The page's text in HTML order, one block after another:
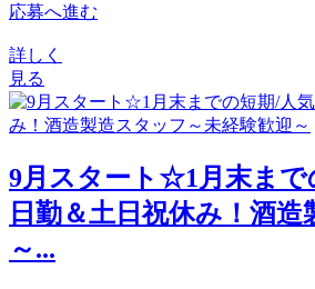
応募へ進む
詳しく
見る
9月スタート☆1月末まで
日勤＆土日祝休み！酒造
～...